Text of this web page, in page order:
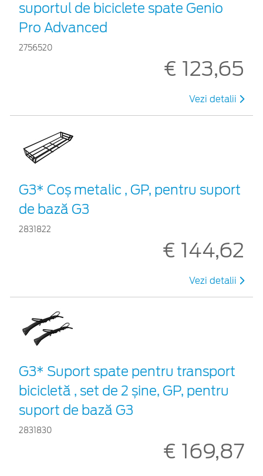
suportul de biciclete spate Genio
Pro Advanced
2756520
€ 123,65
Vezi detalii
G3* Coș metalic , GP, pentru suport
de bază G3
2831822
€ 144,62
Vezi detalii
G3* Suport spate pentru transport
bicicletă , set de 2 șine, GP, pentru
suport de bază G3
2831830
€ 169,87